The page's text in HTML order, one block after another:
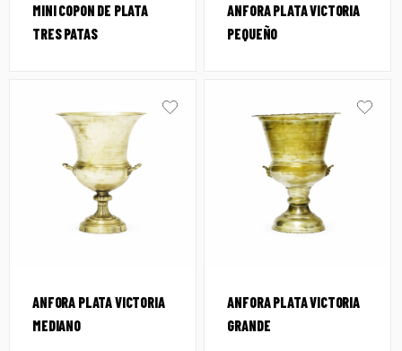
MINI COPON DE PLATA
TRES PATAS
ANFORA PLATA VICTORIA
PEQUEÑO
ANFORA PLATA VICTORIA
MEDIANO
ANFORA PLATA VICTORIA
GRANDE